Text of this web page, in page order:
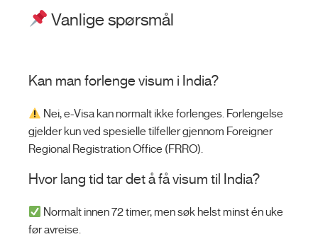
Vanlige spørsmål
Kan man forlenge visum i India?
Nei, e-Visa kan normalt ikke forlenges. Forlengelse
gjelder kun ved spesielle tilfeller gjennom Foreigner
Regional Registration Office (FRRO).
Hvor lang tid tar det å få visum til India?
Normalt innen 72 timer, men søk helst minst én uke
før avreise.